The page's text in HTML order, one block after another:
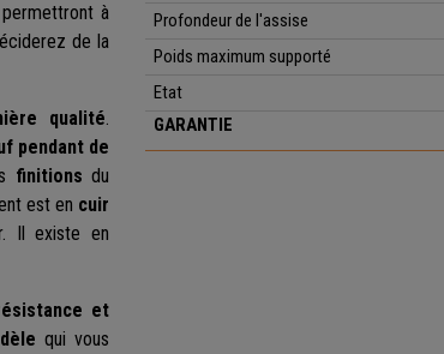
à
de la
qualité.
pendant de
finitions du
est en cuir
Il existe en
et
qui vous
Profondeur de l'assise
Poids maximum supporté
Etat
GARANTIE